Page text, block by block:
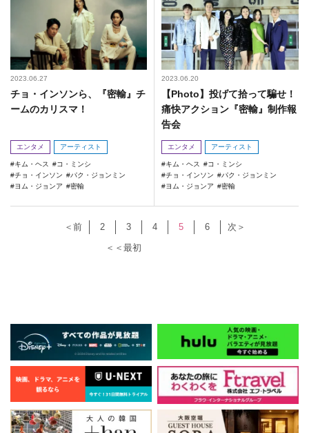
2023.06.27
チョ・インソンら、『密輸』チ
ームのカリスマ！
エンタメ アーティスト
キム・ヘス
コ・ミンシ
チョ・インソン
パク・ジョンミン
ヨム・ジョンア
密輸
2023.06.20
【Photo】投げて拾って騙せ！
痛快アクション『密輸』制作報
告会
エンタメ アーティスト
キム・ヘス
コ・ミンシ
チョ・インソン
パク・ジョンミン
ヨム・ジョンア
密輸
＜＜最初
＜前 2 3 4 5 6 次＞